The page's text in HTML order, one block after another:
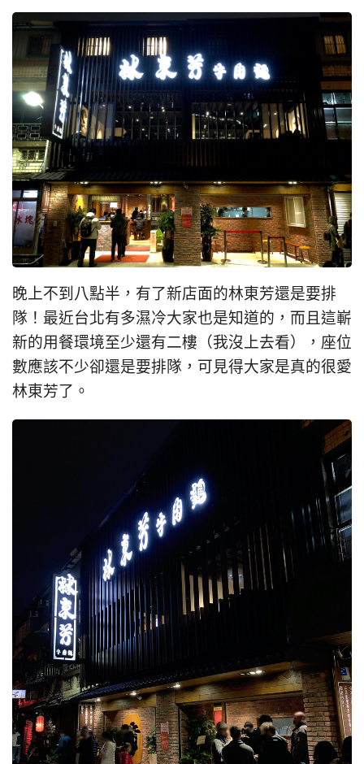
晚上不到八點半，有了新店面的林東芳還是要排
隊！最近台北有多濕冷大家也是知道的，而且這嶄
新的用餐環境至少還有二樓（我沒上去看），座位
數應該不少卻還是要排隊，可見得大家是真的很愛
林東芳了。